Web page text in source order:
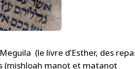
(le livre d’Esther, des
(mishloah manot et matanot